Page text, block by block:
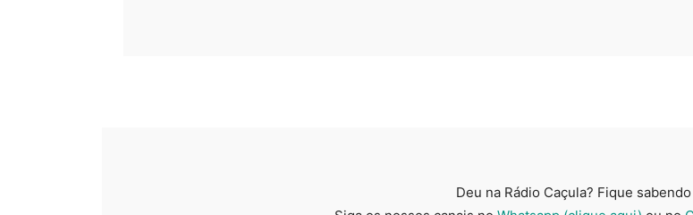
Deu na Rádio Caçula? Fique